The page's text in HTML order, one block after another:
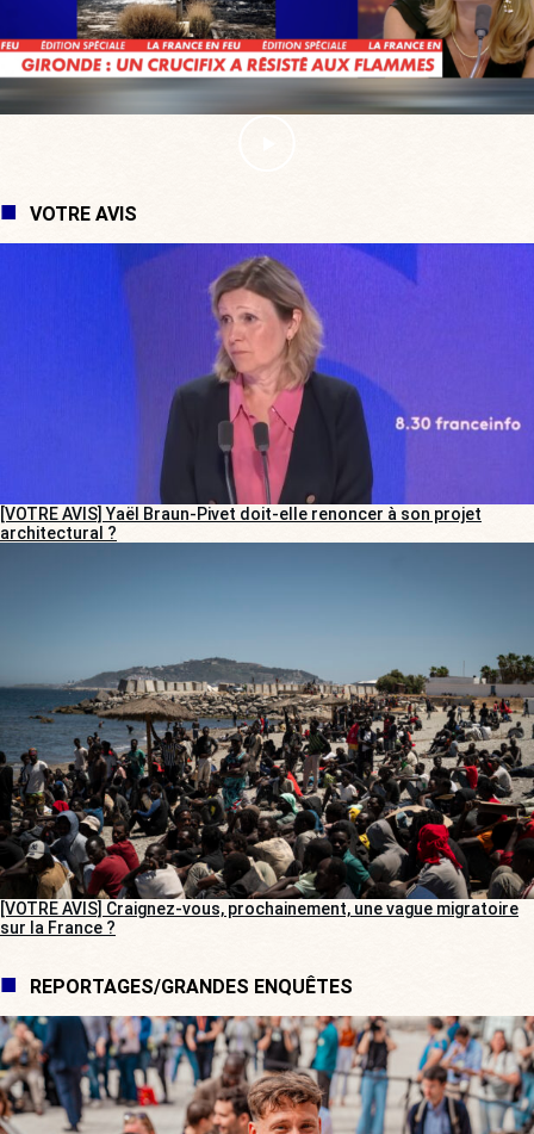
VOTRE AVIS
[VOTRE AVIS] Yaël Braun-Pivet doit-elle renoncer à son projet
architectural ?
[VOTRE AVIS] Craignez-vous, prochainement, une vague migratoire
sur la France ?
REPORTAGES/GRANDES ENQUÊTES